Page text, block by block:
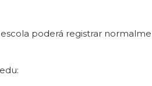
poderá registrar